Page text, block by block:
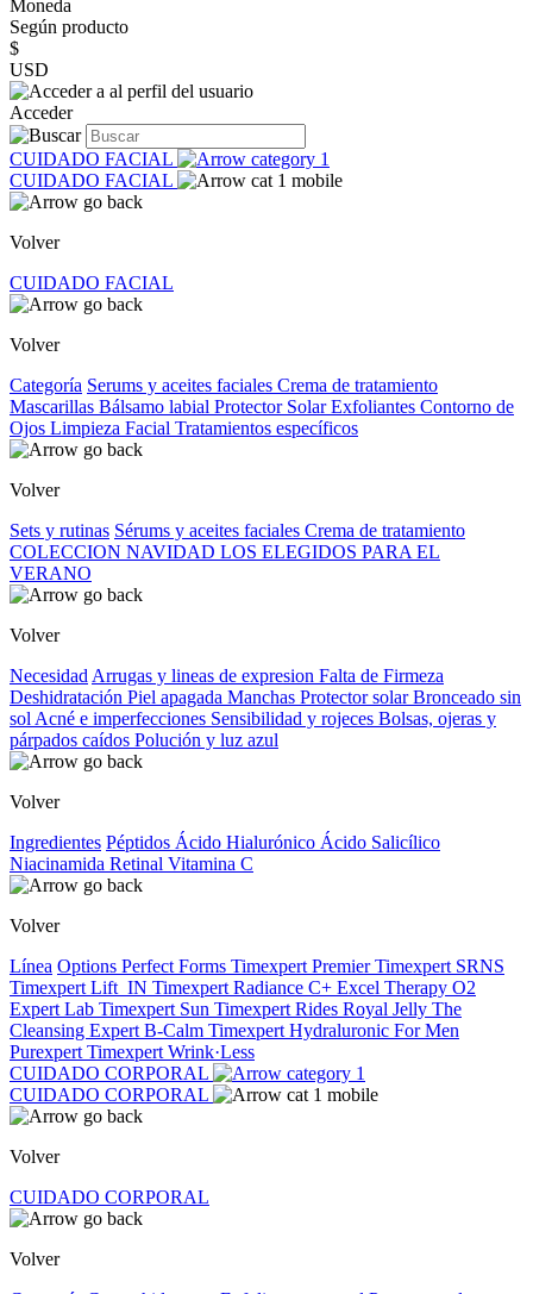
Moneda
Según producto
$
USD
Acceder
CUIDADO FACIAL
CUIDADO FACIAL
Volver
CUIDADO FACIAL
Volver
Categoría Serums y aceites faciales Crema de tratamiento
Mascarillas Bálsamo labial Protector SolarExfoliantes Contorno de
Ojos Limpieza Facial Tratamientos específicos
Volver
Sets y rutinas Sérums y aceites faciales Crema de tratamiento
COLECCION NAVIDAD LOS ELEGIDOS PARA EL
VERANO
Volver
Necesidad Arrugas y lineas de expresion Falta de Firmeza
Deshidratación Piel apagada Manchas Protector solarBronceado sin
sol Acné e imperfecciones Sensibilidad y rojeces Bolsas, ojeras y
párpados caídos Polución y luz azul
Volver
Ingredientes Péptidos Ácido Hialurónico Ácido Salicílico
Niacinamida Retinal Vitamina C
Volver
Línea Options Perfect Forms Timexpert PremierTimexpert SRNS
Timexpert Lift_IN Timexpert Radiance C+ Excel Therapy O2
Expert Lab Timexpert Sun Timexpert Rides Royal Jelly The
Cleansing Expert B-Calm Timexpert Hydraluronic For Men
Purexpert Timexpert Wrink·Less
CUIDADO CORPORAL
CUIDADO CORPORAL
Volver
CUIDADO CORPORAL
Volver